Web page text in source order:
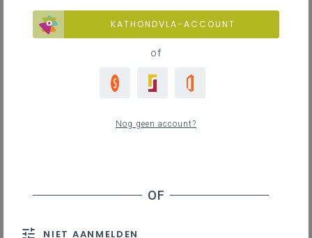
KATHONDVLA-ACCOUNT
of
Nog geen account?
NIET AANMELDEN